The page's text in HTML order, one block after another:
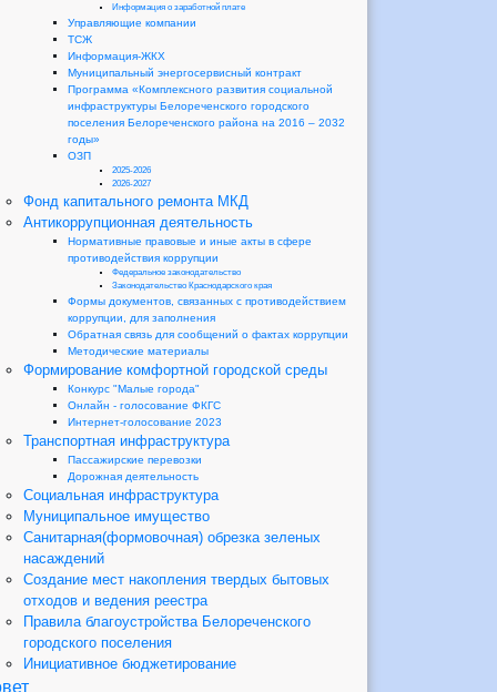
Информация о заработной плате
Управляющие компании
ТСЖ
Информация-ЖКХ
Муниципальный энергосервисный контракт
Программа «Комплексного развития социальной
инфраструктуры Белореченского городского
поселения Белореченского района на 2016 – 2032
годы»
ОЗП
2025-2026
2026-2027
Фонд капитального ремонта МКД
Антикоррупционная деятельность
Нормативные правовые и иные акты в сфере
противодействия коррупции
Федеральное законодательство
Законодательство Краснодарского края
Формы документов, связанных с противодействием
коррупции, для заполнения
Обратная связь для сообщений о фактах коррупции
Методические материалы
Формирование комфортной городской среды
Конкурс "Малые города"
Онлайн - голосование ФКГС
Интернет-голосование 2023
Транспортная инфраструктура
Пассажирские перевозки
Дорожная деятельность
Социальная инфраструктура
Муниципальное имущество
Санитарная(формовочная) обрезка зеленых
насаждений
Создание мест накопления твердых бытовых
отходов и ведения реестра
Правила благоустройства Белореченского
городского поселения
Инициативное бюджетирование